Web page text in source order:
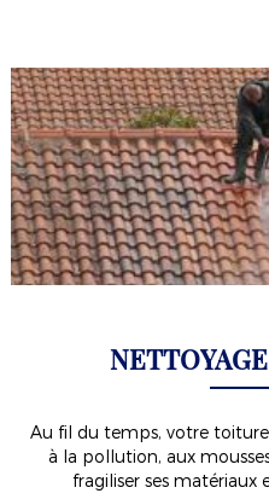
Au fil du temps, votre
à la pollution, aux
fragiliser ses matériaux